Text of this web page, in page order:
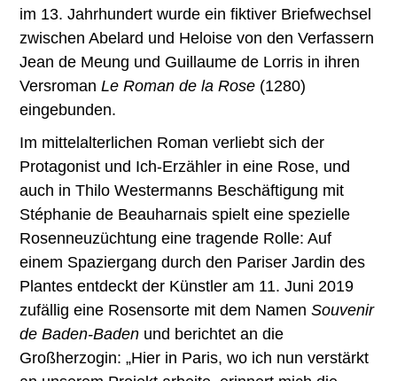
im 13. Jahrhundert wurde ein fiktiver Briefwechsel
zwischen Abelard und Heloise von den Verfassern
Jean de Meung und Guillaume de Lorris in ihren
VersromanLe Roman de la Rose (1280)
eingebunden.
Im mittelalterlichen Roman verliebt sich der
Protagonist und Ich-Erzähler in eine Rose, und
auch in Thilo Westermanns Beschäftigung mit
Stéphanie de Beauharnais spielt eine spezielle
Rosenneuzüchtung eine tragende Rolle: Auf
einem Spaziergang durch den Pariser Jardin des
Plantes entdeckt der Künstler am 11. Juni 2019
zufällig eine Rosensorte mit dem NamenSouvenir
de Baden-Baden und berichtet an die
Großherzogin: „Hier in Paris, wo ich nun verstärkt